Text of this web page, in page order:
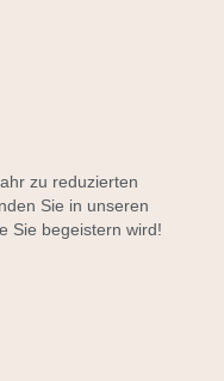
zu reduzierten
Sie in unseren
Sie begeistern wird!